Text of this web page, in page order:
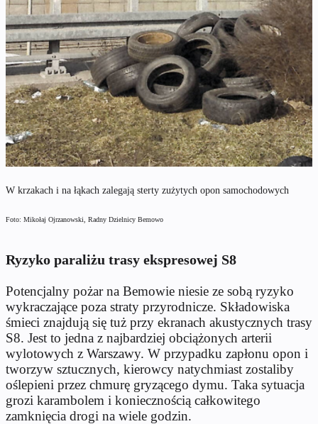
W krzakach i na łąkach zalegają sterty zużytych opon samochodowych
Foto: Mikołaj Ojrzanowski, Radny Dzielnicy Bemowo
Ryzyko paraliżu trasy ekspresowej S8
Potencjalny pożar na Bemowie niesie ze sobą ryzyko
wykraczające poza straty przyrodnicze. Składowiska
śmieci znajdują się tuż przy ekranach akustycznych trasy
S8. Jest to jedna z najbardziej obciążonych arterii
wylotowych z Warszawy. W przypadku zapłonu opon i
tworzyw sztucznych, kierowcy natychmiast zostaliby
oślepieni przez chmurę gryzącego dymu. Taka sytuacja
grozi karambolem i koniecznością całkowitego
zamknięcia drogi na wiele godzin.